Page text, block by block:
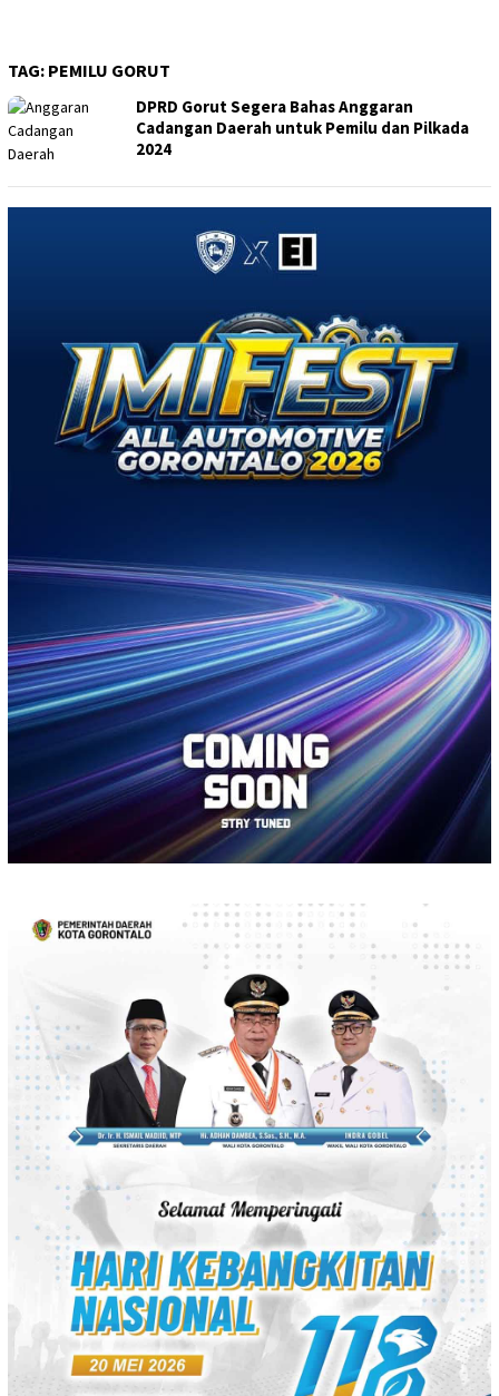
TAG: PEMILU GORUT
DPRD Gorut Segera Bahas Anggaran
Cadangan Daerah untuk Pemilu dan Pilkada
2024